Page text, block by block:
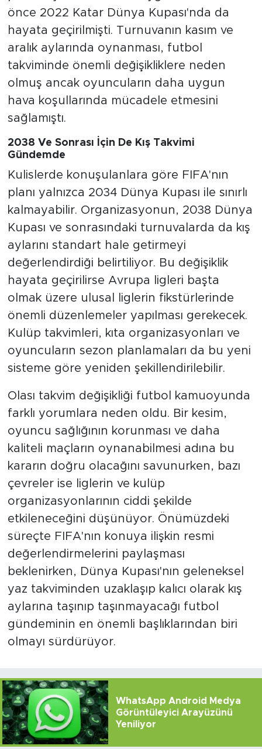
önce 2022 Katar Dünya Kupası'nda da
hayata geçirilmişti. Turnuvanın kasım ve
aralık aylarında oynanması, futbol
takviminde önemli değişikliklere neden
olmuş ancak oyuncuların daha uygun
hava koşullarında mücadele etmesini
sağlamıştı.
2038 Ve Sonrası İçin De Kış Takvimi
Gündemde
Kulislerde konuşulanlara göre FIFA'nın
planı yalnızca 2034 Dünya Kupası ile sınırlı
kalmayabilir. Organizasyonun, 2038 Dünya
Kupası ve sonrasındaki turnuvalarda da kış
aylarını standart hale getirmeyi
değerlendirdiği belirtiliyor. Bu değişiklik
hayata geçirilirse Avrupa ligleri başta
olmak üzere ulusal liglerin fikstürlerinde
önemli düzenlemeler yapılması gerekecek.
Kulüp takvimleri, kıta organizasyonları ve
oyuncuların sezon planlamaları da bu yeni
sisteme göre yeniden şekillendirilebilir.
Olası takvim değişikliği futbol kamuoyunda
farklı yorumlara neden oldu. Bir kesim,
oyuncu sağlığının korunması ve daha
kaliteli maçların oynanabilmesi adına bu
kararın doğru olacağını savunurken, bazı
çevreler ise liglerin ve kulüp
organizasyonlarının ciddi şekilde
etkileneceğini düşünüyor. Önümüzdeki
süreçte FIFA'nın konuya ilişkin resmi
değerlendirmelerini paylaşması
beklenirken, Dünya Kupası'nın geleneksel
yaz takviminden uzaklaşıp kalıcı olarak kış
aylarına taşınıp taşınmayacağı futbol
gündeminin en önemli başlıklarından biri
olmayı sürdürüyor.
WhatsApp Android Medya
Görüntüleyici Arayüzünü
Yeniliyor